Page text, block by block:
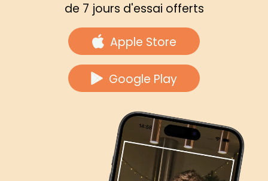
de 7 jours d'essai offerts
Apple Store
Google Play